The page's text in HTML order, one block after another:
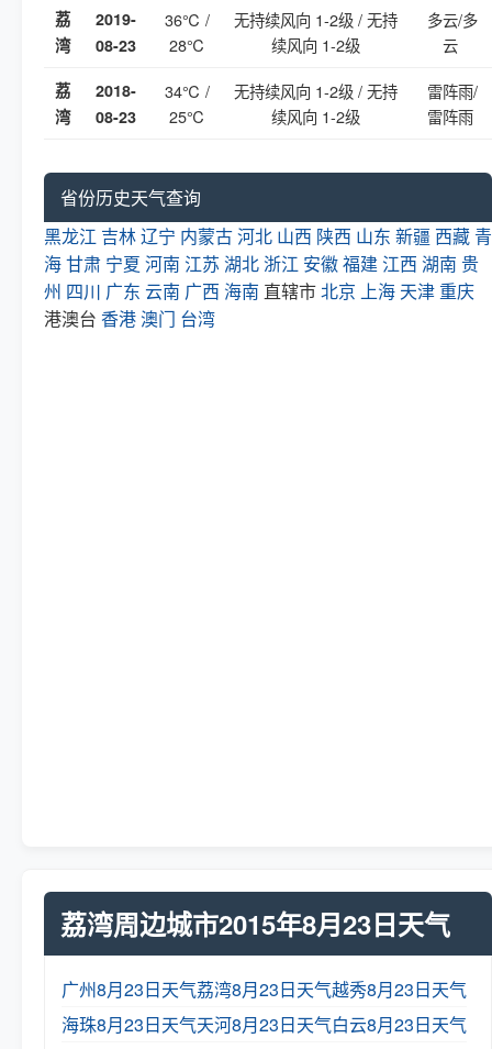
荔
湾
2019-
08-23
36℃ /
28℃
无持续风向 1-2级 / 无持
续风向 1-2级
多云/多
云
荔
湾
2018-
08-23
34℃ /
25℃
无持续风向 1-2级 / 无持
续风向 1-2级
雷阵雨/
雷阵雨
省份历史天气查询
黑龙江 吉林辽宁 内蒙古河北 山西 陕西 山东 新疆 西藏 青
海甘肃 宁夏 河南 江苏 湖北 浙江 安徽福建 江西 湖南 贵
州 四川 广东 云南 广西 海南 直辖市北京 上海 天津 重庆
港澳台 香港澳门 台湾
荔湾周边城市2015年8月23日天气
广州8月23日天气荔湾8月23日天气越秀8月23日天气
海珠8月23日天气天河8月23日天气白云8月23日天气